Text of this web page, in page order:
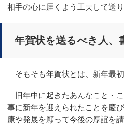
相手の心に届くよう工夫して送り
年賀状を送るべき人、
そもそも年賀状とは、新年最初
旧年中に起きたあんなこと・
事に新年を迎えられたことを慶
康や発展を願って今後の厚誼を